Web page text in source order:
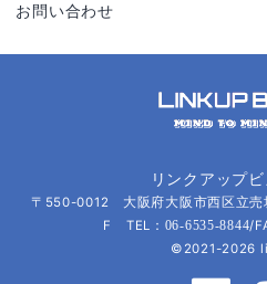
お問い合わせ
リンクアップ
〒550-0012 大阪府大阪市西区立売
F TEL： 06-6535-8844/
©2021-2026